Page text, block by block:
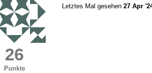
26
Punkte
Letztes Mal gesehen 27 Apr